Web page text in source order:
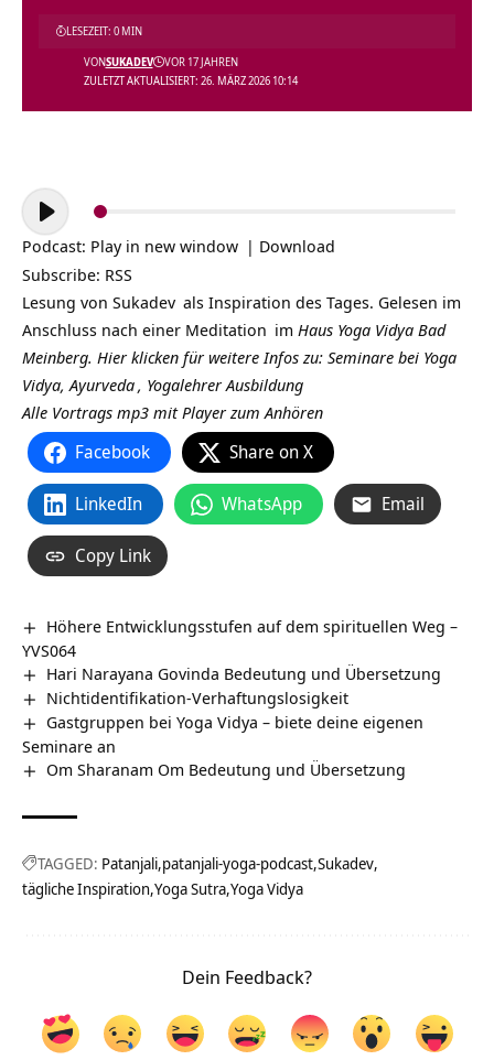
ZULETZT AKTUALISIERT: 26. MÄRZ 2026 10:14
VONSUKADEV VOR 17 JAHREN
LESEZEIT: 0 MIN
Audio-
Player
Podcast: Play in new window | Download
Subscribe: RSS
Lesung von Sukadev als Inspiration des Tages. Gelesen im
Anschluss nach einer Meditation im Haus Yoga Vidya Bad
Meinberg. Hier klicken für weitere Infos zu: Seminare bei Yoga
Vidya,Ayurveda, Yogalehrer Ausbildung
Alle Vortrags mp3 mit Player zum Anhören
Facebook Share on X
LinkedIn WhatsApp Email
Copy Link
Höhere Entwicklungsstufen auf dem spirituellen Weg –
YVS064
Hari Narayana Govinda Bedeutung und Übersetzung
Nichtidentifikation-Verhaftungslosigkeit
Gastgruppen bei Yoga Vidya – biete deine eigenen
Seminare an
Om Sharanam Om Bedeutung und Übersetzung
TAGGED: Patanjali patanjali-yoga-podcast Sukadev
tägliche Inspiration Yoga Sutra Yoga Vidya
Dein Feedback?